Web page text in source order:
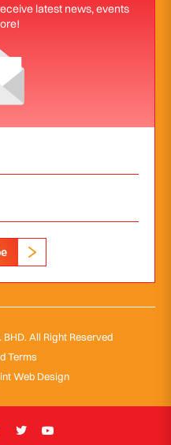
latest news, events
All Right Reserved
Terms
Web Design